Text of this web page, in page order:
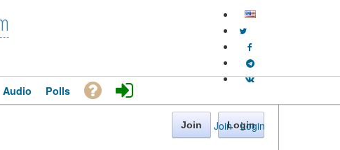
Join · Login
Audio Polls
Join Login